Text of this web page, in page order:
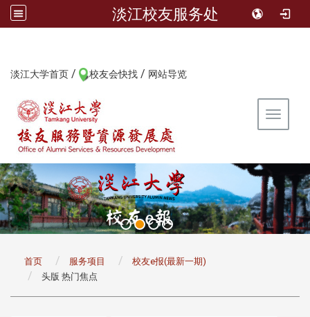
淡江校友服务处
淡江大学首页 / 校友会快找 / 网站导览
Toggle
首页 服务项目
校友e报(最新一期)
头版 热门焦点